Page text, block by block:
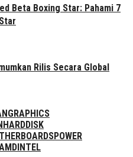
Beta Boxing Star: Pahami 7
Rilis Secara Global
GRAPHICS
HARDDISK
POWER
INTEL